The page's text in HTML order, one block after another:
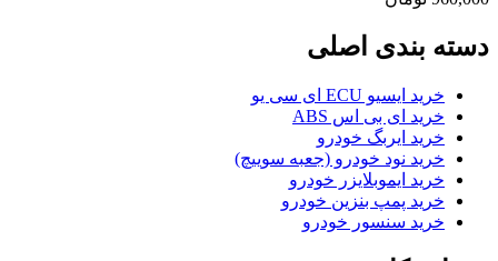
دسته بندی اصلی
خرید ایسیو ECU ای سی یو
خرید ای بی اس ABS
خرید ایربگ خودرو
خرید نود خودرو (جعبه سوییچ)
خرید ایموبلایزر خودرو
خرید پمپ بنزین خودرو
خرید سنسور خودرو